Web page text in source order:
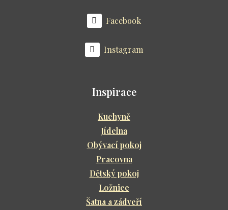
Facebook
Instagram
Inspirace
Kuchyně
Jídelna
Obývací pokoj
Pracovna
Dětský pokoj
Ložnice
Šatna a zádveří